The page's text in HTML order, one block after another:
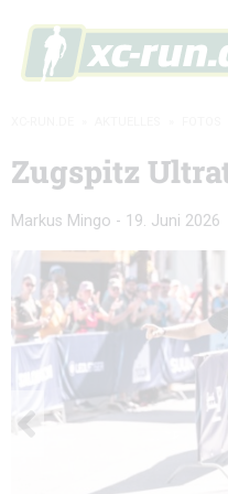
Zugspitz
Markus Mingo - 19. Juni 2026